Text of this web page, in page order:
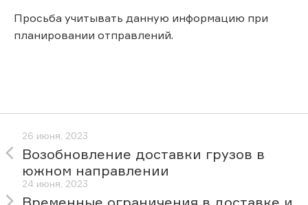
Просьба учитывать данную информацию при
планировании отправлений.
26 июня, 2023
Возобновление доставки грузов в
южном направлении
24 июня, 2023